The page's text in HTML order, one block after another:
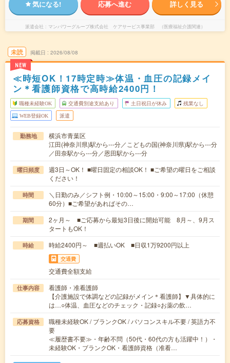
気になる! 応募へ進む 詳しく見る
派遣会社 マンパワーグループ株式会社 ケアサービス事業部 （医療福祉介護関連）
未読
NEW
掲載日 2026/08/08
≪時短OK！17時定時≫体温・血圧の記録メイ
ン＊看護師資格で高時給2400円！
職種未経験OK 交通費別途支給あり 土日祝日が休み 残業なし
WEB登録OK 派遣
勤務地
横浜市青葉区
江田(神奈川県)駅から---分／こどもの国(神奈川県)駅から---分
／田奈駅から---分／恩田駅から---分
曜日頻度
週3日～OK！ ■曜日固定の相談OK！ ■ご希望の曜日をご相談
ください！
時間
＼日勤のみ／シフト例・10:00～15:00・9:00～17:00（休憩
60分）■ご希望があればその…
期間
2ヶ月～ ■ご応募から最短3日後に開始可能 8月～、9月ス
タートもOK！
時給 時給2400円～ ■週払いOK ■日収1万9200円以上
交通費
交通費全額支給
仕事内容
看護師・准看護師
【介護施設で体調などの記録がメイン＊看護師】▼具体的に
は…○体温、血圧などのチェック・記録○お薬の飲…
応募資格
職種未経験OK / ブランクOK / パソコンスキル不要 / 英語力不
要
≪履歴書不要≫・年齢不問（50代・60代の方も活躍中！）・
未経験OK・ブランクOK・看護師資格（准看…